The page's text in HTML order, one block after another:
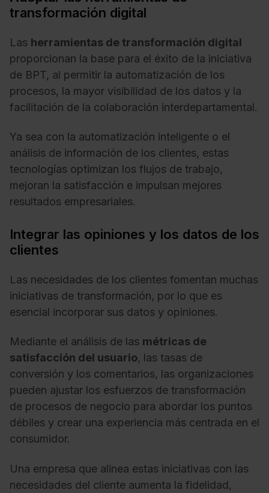
transformación digital
Las herramientas de transformación digital
proporcionan la base para el éxito de la iniciativa
de BPT, al permitir la automatización de los
procesos, la mayor visibilidad de los datos y la
facilitación de la colaboración interdepartamental.
Ya sea con la automatización inteligente o el
análisis de información de los clientes, estas
tecnologías optimizan los flujos de trabajo,
mejoran la satisfacción e impulsan mejores
resultados empresariales.
Integrar las opiniones y los datos de los
clientes
Las necesidades de los clientes fomentan muchas
iniciativas de transformación, por lo que es
esencial incorporar sus datos y opiniones.
Mediante el análisis de las métricas de
satisfacción del usuario, las tasas de
conversión y los comentarios, las organizaciones
pueden ajustar los esfuerzos de transformación
de procesos de negocio para abordar los puntos
débiles y crear una experiencia más centrada en el
consumidor.
Una empresa que alinea estas iniciativas con las
necesidades del cliente aumenta la fidelidad,